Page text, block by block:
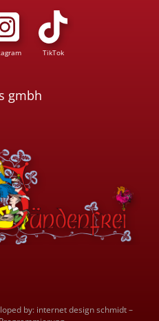
TikTok
gmbh
by: internet design schmidt –